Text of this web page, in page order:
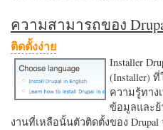
ความสามารถของ
ติดตั้งง่าย
Installer
(Installer)
ความรู้ทาง
ข้อมูลและย้
งานที่เหลือนั้นตัวติดตั้งของ